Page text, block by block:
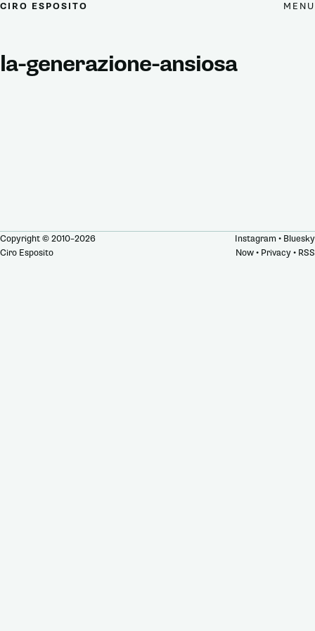
CIRO ESPOSITO MENU
la-generazione-ansiosa
Copyright © 2010–2026
Ciro Esposito
Instagram • Bluesky
Now• Privacy• RSS